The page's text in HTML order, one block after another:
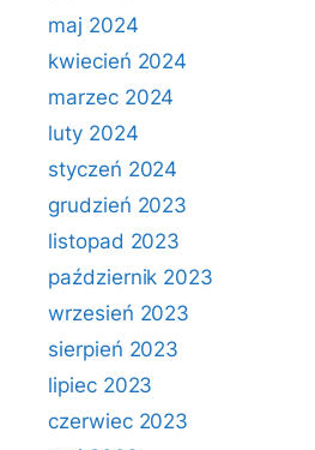
maj 2024
kwiecień 2024
marzec 2024
luty 2024
styczeń 2024
grudzień 2023
listopad 2023
październik 2023
wrzesień 2023
sierpień 2023
lipiec 2023
czerwiec 2023